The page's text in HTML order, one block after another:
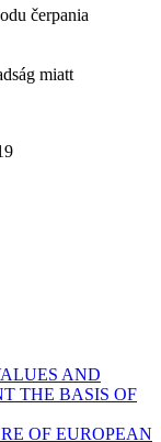
čerpania
miatt
AND
THE BASIS OF
OF EUROPEAN